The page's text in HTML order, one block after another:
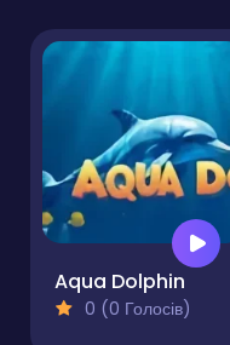
Aqua Dolphin
0 (0 Голосів)